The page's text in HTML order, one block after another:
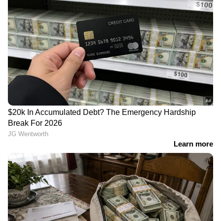
മുട്ട...
സെർവിക്കൽ ക്യാൻസർ ;
ഈ അഞ്ച് ലക്ഷണങ്ങൾ
അവ​ഗണിക്കരുത്
ചീവീടുകളുടെ ശബ്ദം
കേട്ടത് നാല് മണിക്കൂർ;
പിന്നാലെ 18 -കാരന്
കേൾവിശക്തി നഷ്ടപ്പെട്ടു;
മുന്നറിയിപ്പുമായി
ഡോക്ടർമാർ
ചർമ്മത്തെ സംരക്ഷിക്കാൻ
അണുബാധകൾ
കൂടുതലായും മഴക്കാലത്ത്
ഉണ്ടാകുന്നത്?
LATEST VIDEOS
വയോധികയുടെ കഴുത്തിൽ നിന്ന്
അഞ്ചര പവന്റെ സ്വർണ്ണം പൊട്ടിച്ച്